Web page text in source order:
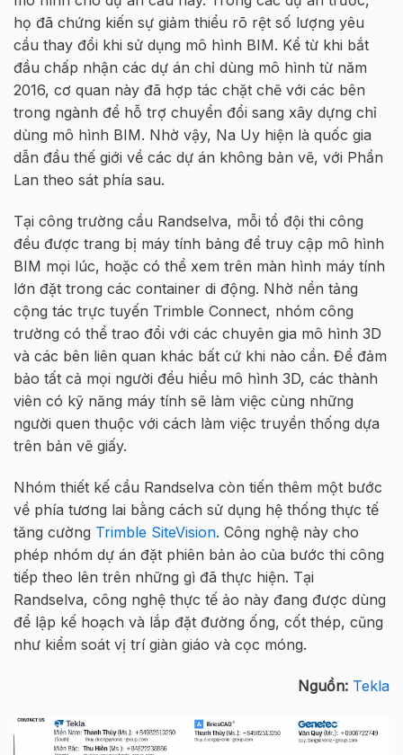
họ đã chứng kiến sự giảm thiểu rõ rệt số lượng yêu
cầu thay đổi khi sử dụng mô hình BIM. Kể từ khi bắt
đầu chấp nhận các dự án chỉ dùng mô hình từ năm
2016, cơ quan này đã hợp tác chặt chẽ với các bên
trong ngành để hỗ trợ chuyển đổi sang xây dựng chỉ
dùng mô hình BIM. Nhờ vậy, Na Uy hiện là quốc gia
dẫn đầu thế giới về các dự án không bản vẽ, với Phần
Lan theo sát phía sau.
Tại công trường cầu Randselva, mỗi tổ đội thi công
đều được trang bị máy tính bảng để truy cập mô hình
BIM mọi lúc, hoặc có thể xem trên màn hình máy tính
lớn đặt trong các container di động. Nhờ nền tảng
cộng tác trực tuyến Trimble Connect, nhóm công
trường có thể trao đổi với các chuyên gia mô hình 3D
và các bên liên quan khác bất cứ khi nào cần. Để đảm
bảo tất cả mọi người đều hiểu mô hình 3D, các thành
viên có kỹ năng máy tính sẽ làm việc cùng những
người quen thuộc với cách làm việc truyền thống dựa
trên bản vẽ giấy.
Nhóm thiết kế cầu Randselva còn tiến thêm một bước
về phía tương lai bằng cách sử dụng hệ thống thực tế
tăng cường Trimble SiteVision. Công nghệ này cho
phép nhóm dự án đặt phiên bản ảo của bước thi công
tiếp theo lên trên những gì đã thực hiện. Tại
Randselva, công nghệ thực tế ảo này đang được dùng
để lập kế hoạch và lắp đặt đường ống, cốt thép, cũng
như kiểm soát vị trí giàn giáo và cọc móng.
Nguồn: Tekla